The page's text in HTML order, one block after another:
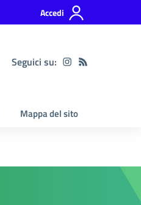
Accedi
Seguici su:
Mappa del sito